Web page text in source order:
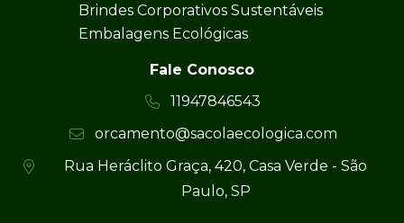
Brindes Corporativos Sustentáveis
Embalagens Ecológicas
Fale Conosco
11947846543
orcamento@sacolaecologica.com
Rua Heráclito Graça, 420, Casa Verde - São
Paulo, SP